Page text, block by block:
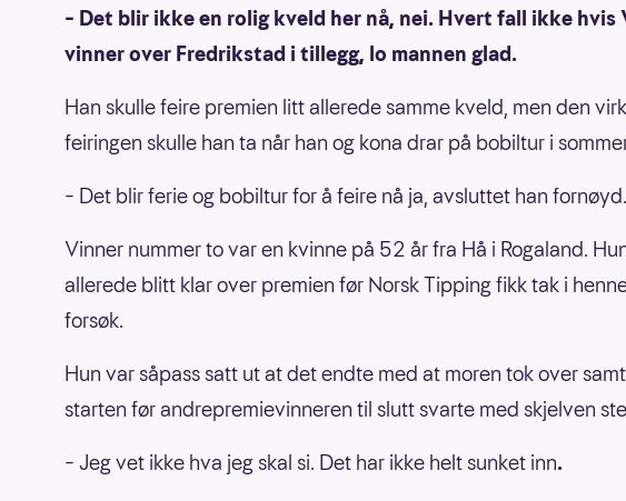
– Det blir ikke en rolig kveld her nå, nei. Hvert fall ikke hvis
vinner over Fredrikstad i tillegg, lo mannen glad.
Han skulle feire premien litt allerede samme kveld, men den
feiringen skulle han ta når han og kona drar på bobiltur i
– Det blir ferie og bobiltur for å feire nå ja, avsluttet han fornøyd.
Vinner nummer to var en kvinne på 52 år fra Hå i Rogaland.
allerede blitt klar over premien før Norsk Tipping fikk tak i
forsøk.
Hun var såpass satt ut at det endte med at moren tok over
starten før andrepremievinneren til slutt svarte med skjelven
– Jeg vet ikke hva jeg skal si. Det har ikke helt sunket inn.